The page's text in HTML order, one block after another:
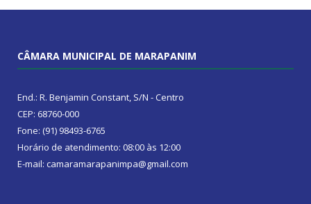
CÂMARA MUNICIPAL DE MARAPANIM
End.: R. Benjamin Constant, S/N - Centro
CEP: 68760-000
Fone: (91) 98493-6765
Horário de atendimento: 08:00 às 12:00
E-mail: camaramarapanimpa@gmail.com